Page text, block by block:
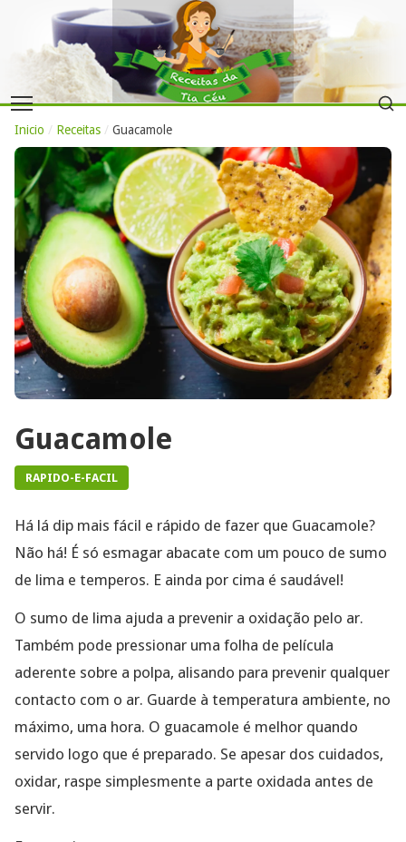
Inicio / Receitas / Guacamole
Guacamole
RAPIDO-E-FACIL
Há lá dip mais fácil e rápido de fazer que Guacamole?
Não há! É só esmagar abacate com um pouco de sumo
de lima e temperos. E ainda por cima é saudável!
O sumo de lima ajuda a prevenir a oxidação pelo ar.
Também pode pressionar uma folha de película
aderente sobre a polpa, alisando para prevenir qualquer
contacto com o ar. Guarde à temperatura ambiente, no
máximo, uma hora. O guacamole é melhor quando
servido logo que é preparado. Se apesar dos cuidados,
oxidar, raspe simplesmente a parte oxidada antes de
servir.